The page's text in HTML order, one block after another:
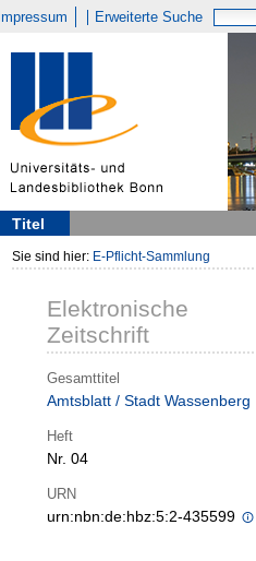
Impressum Erweiterte Suche
Titel
Sie sind hier: E-Pflicht-Sammlung
Elektronische
Zeitschrift
Gesamttitel
Amtsblatt / Stadt Wassenberg
Heft
Nr. 04
URN
urn:nbn:de:hbz:5:2-435599